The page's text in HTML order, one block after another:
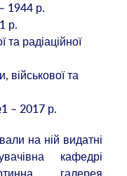
1944 р.
р.
та радіаційної
військової та
– 2017 р.
на ній видатні
кафедрі